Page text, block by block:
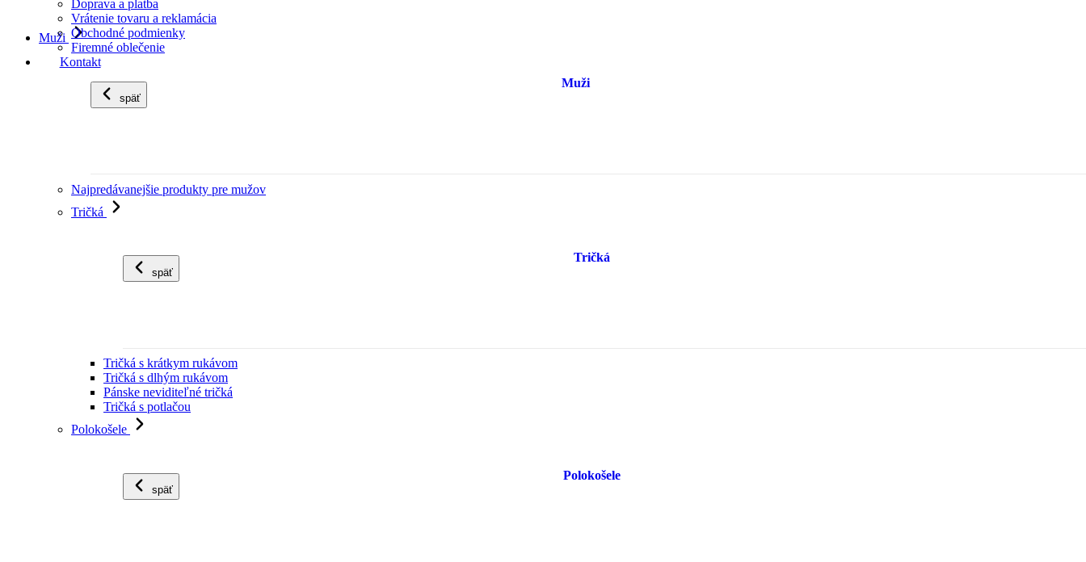
Doprava a platba
Vrátenie tovaru a reklamácia
Obchodné podmienky
Firemné oblečenie
Kontakt
Muži
späť
Muži
Najpredávanejšie produkty pre mužov
Tričká
späť
Tričká
Tričká s krátkym rukávom
Tričká s dlhým rukávom
Pánske neviditeľné tričká
Tričká s potlačou
Polokošele
späť
Polokošele